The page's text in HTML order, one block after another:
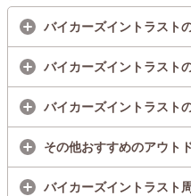
バイカーズイントラスト
バイカーズイントラスト
バイカーズイントラスト
その他おすすめのアウト
バイカーズイントラスト